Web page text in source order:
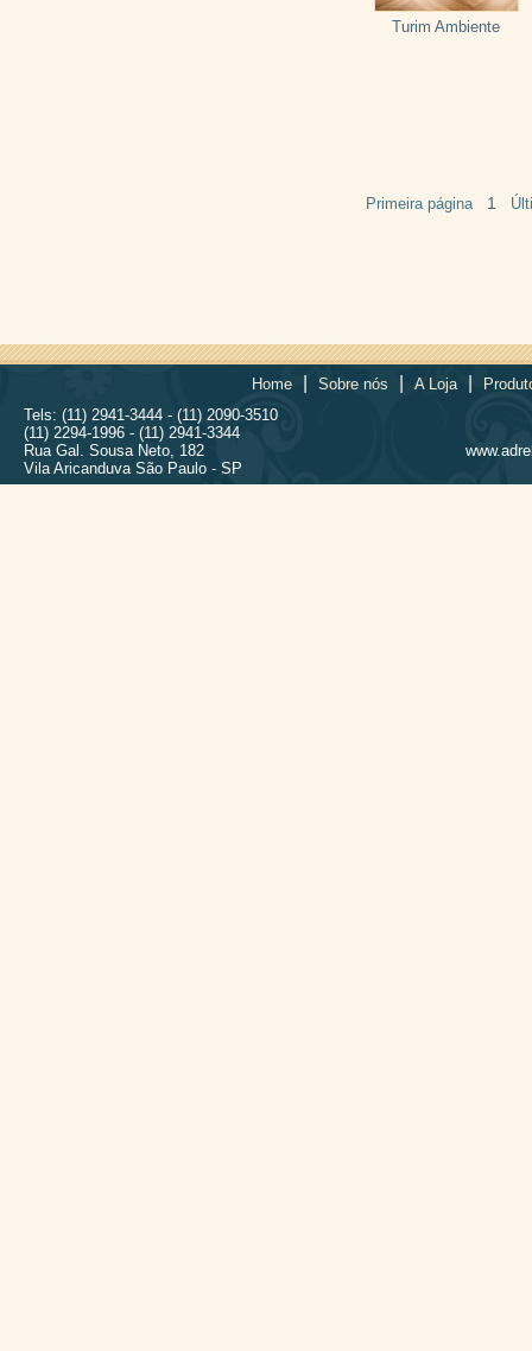
Turim Ambiente
Primeira página 1
Home Sobre nós A Loja
Tels: (11) 2941-3444 - (11) 2090-3510
(11) 2294-1996 - (11) 2941-3344
Rua Gal. Sousa Neto, 182
Vila Aricanduva São Paulo - SP